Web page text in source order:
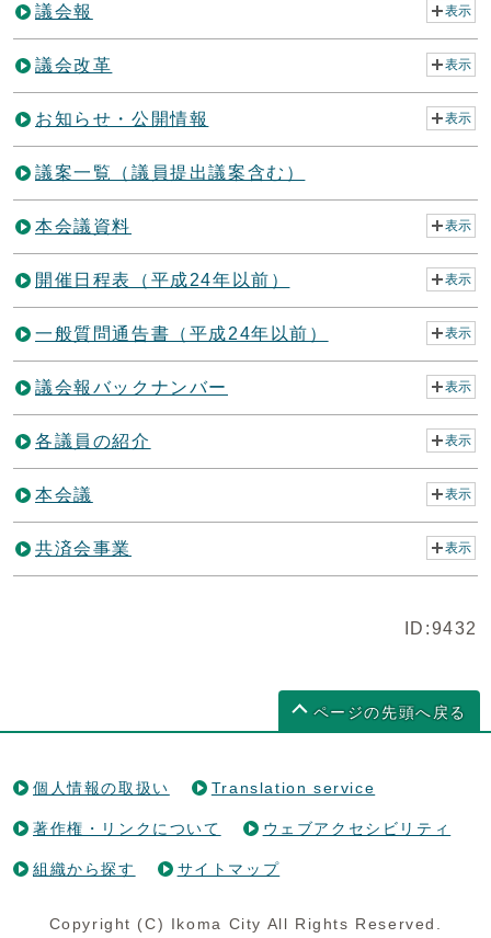
議会報 表示
議会改革 表示
お知らせ・公開情報 表示
議案一覧（議員提出議案含む）
本会議資料 表示
開催日程表（平成24年以前） 表示
一般質問通告書（平成24年以前） 表示
議会報バックナンバー 表示
各議員の紹介 表示
本会議 表示
共済会事業 表示
ID:9432
ページの先頭へ戻る
個人情報の取扱い Translation service
著作権・リンクについて ウェブアクセシビリティ
組織から探す サイトマップ
Copyright (C) Ikoma City All Rights Reserved.